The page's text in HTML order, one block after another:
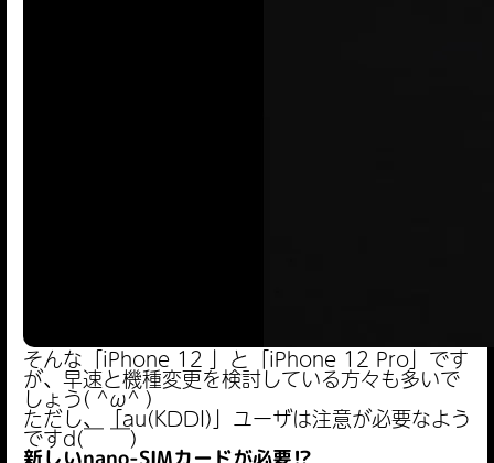
そんな「iPhone 12 」と「iPhone 12 Pro」です
が、早速と機種変更を検討している方々も多いで
しょう( ^ω^ )
ただし、「au(KDDI)」ユーザは注意が必要なよう
ですd(￣ ￣)